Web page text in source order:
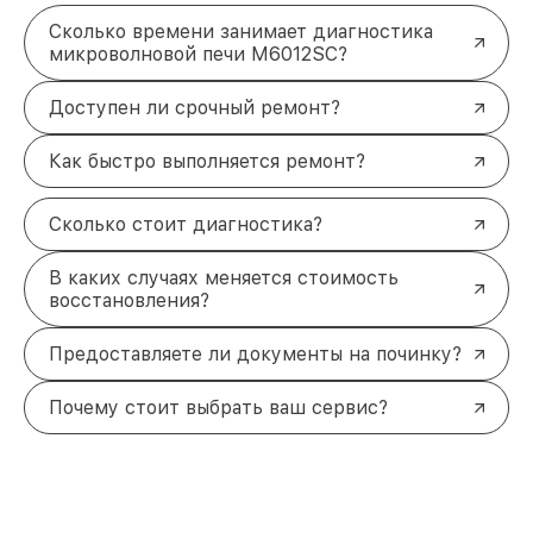
Сколько времени занимает диагностика
микроволновой печи M6012SC?
Доступен ли срочный ремонт?
Как быстро выполняется ремонт?
Сколько стоит диагностика?
В каких случаях меняется стоимость
восстановления?
Предоставляете ли документы на починку?
Почему стоит выбрать ваш сервис?